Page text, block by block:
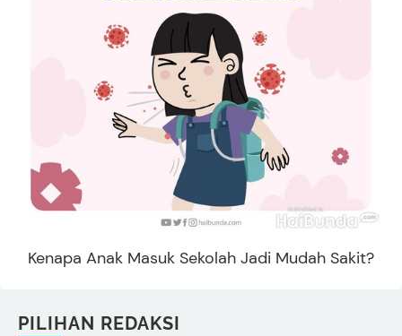
Kenapa Anak Masuk Sekolah Jadi Mudah Sakit?
PILIHAN REDAKSI